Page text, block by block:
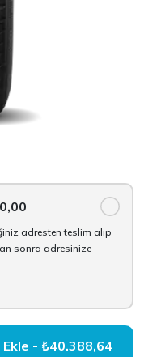
adresten teslim alıp
sonra adresinize
Sepete Ekle - ₺40.388,64